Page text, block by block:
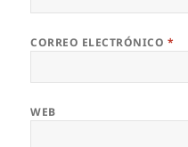
CORREO ELECTRÓNICO *
WEB